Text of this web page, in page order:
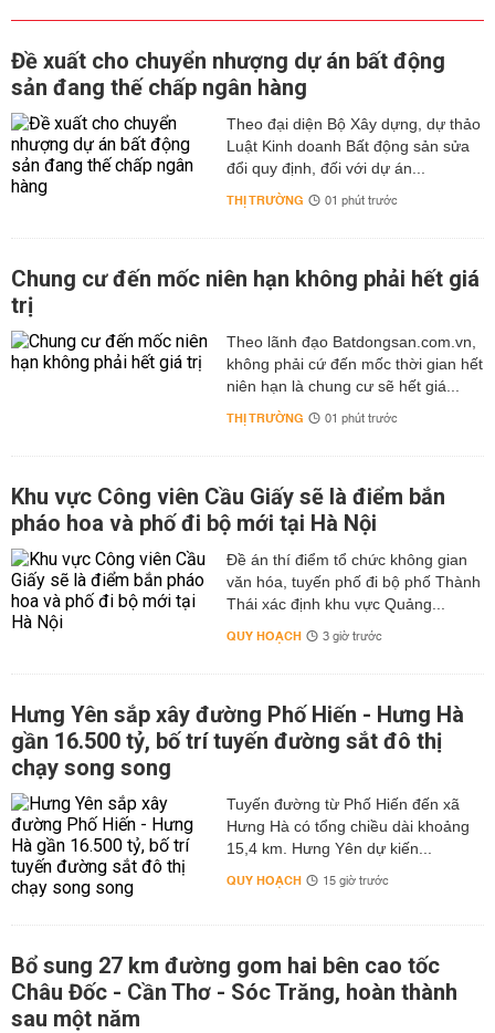
Đề xuất cho chuyển nhượng dự án bất động
sản đang thế chấp ngân hàng
Theo đại diện Bộ Xây dựng, dự thảo
Luật Kinh doanh Bất động sản sửa
đổi quy định, đối với dự án...
THỊ TRƯỜNG 01 phút trước
Chung cư đến mốc niên hạn không phải hết giá
trị
Theo lãnh đạo Batdongsan.com.vn,
không phải cứ đến mốc thời gian hết
niên hạn là chung cư sẽ hết giá...
THỊ TRƯỜNG 01 phút trước
Khu vực Công viên Cầu Giấy sẽ là điểm bắn
pháo hoa và phố đi bộ mới tại Hà Nội
Đề án thí điểm tổ chức không gian
văn hóa, tuyến phố đi bộ phố Thành
Thái xác định khu vực Quảng...
QUY HOẠCH 3 giờ trước
Hưng Yên sắp xây đường Phố Hiến - Hưng Hà
gần 16.500 tỷ, bố trí tuyến đường sắt đô thị
chạy song song
Tuyến đường từ Phố Hiến đến xã
Hưng Hà có tổng chiều dài khoảng
15,4 km. Hưng Yên dự kiến...
QUY HOẠCH 15 giờ trước
Bổ sung 27 km đường gom hai bên cao tốc
Châu Đốc - Cần Thơ - Sóc Trăng, hoàn thành
sau một năm